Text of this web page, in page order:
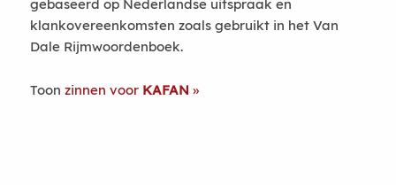
gebaseerd op Nederlandse uitspraak en
klankovereenkomsten zoals gebruikt in het Van
Dale Rijmwoordenboek.
Toon zinnen voor KAFAN